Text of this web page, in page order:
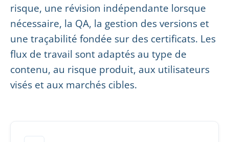
risque, une révision indépendante lorsque
nécessaire, la QA, la gestion des versions et
une traçabilité fondée sur des certificats. Les
flux de travail sont adaptés au type de
contenu, au risque produit, aux utilisateurs
visés et aux marchés cibles.